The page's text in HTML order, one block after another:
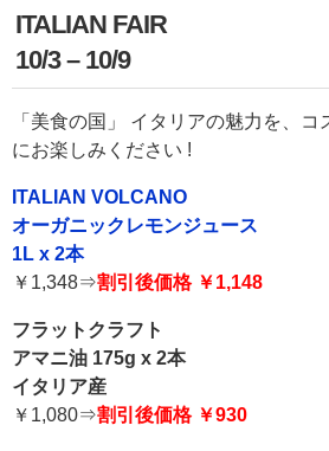
ITALIAN FAIR
10/3 – 10/9
「美食の国」 イタリアの魅力を、
にお楽しみください !
ITALIAN VOLCANO
オーガニックレモンジュース
1L x 2本
￥1,348⇒割引後価格 ￥1,148
フラットクラフト
アマニ油 175g x 2本
イタリア産
￥1,080⇒割引後価格 ￥930